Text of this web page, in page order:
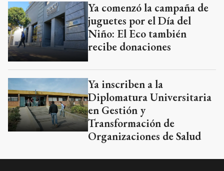
Ya comenzó la campaña de
juguetes por el Día del
Niño: El Eco también
recibe donaciones
Ya inscriben a la
Diplomatura Universitaria
en Gestión y
Transformación de
Organizaciones de Salud